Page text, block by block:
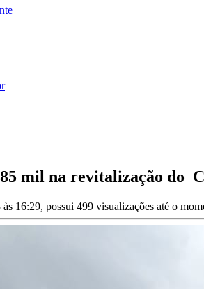
mil na revitalização do
16:29, possui 499 visualizações até o